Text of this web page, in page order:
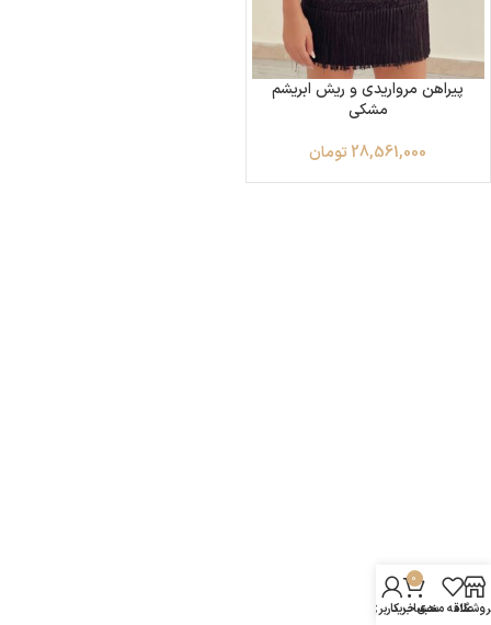
پیراهن مرواریدی و ریش ابریشم
مشکی
28,561,000 تومان
علاقه مندی
0
سبد خرید
حساب کاربری من